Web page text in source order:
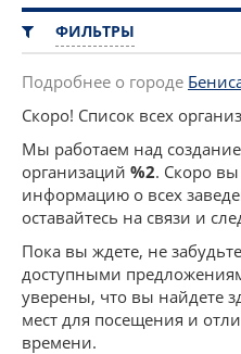
КЕМПИНГ
КОМАРКИ (РАЙОНЫ)
РЕЦЕПТЫ
ПРЕДЛОЖЕНИЯ
СТАТЬИ
УСЛУГИ
ФИЛЬТРЫ
Подробнее о городе
Скоро! Список всех
Мы работаем над
организаций %2. Скоро
информацию о всех
оставайтесь на связи и
Пока вы ждете, не
доступными
уверены, что вы найдете
мест для посещения и
времени.